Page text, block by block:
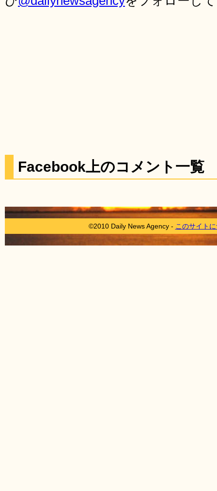
Facebook上のコメント一覧
©2010 Daily News Agency - このサイト